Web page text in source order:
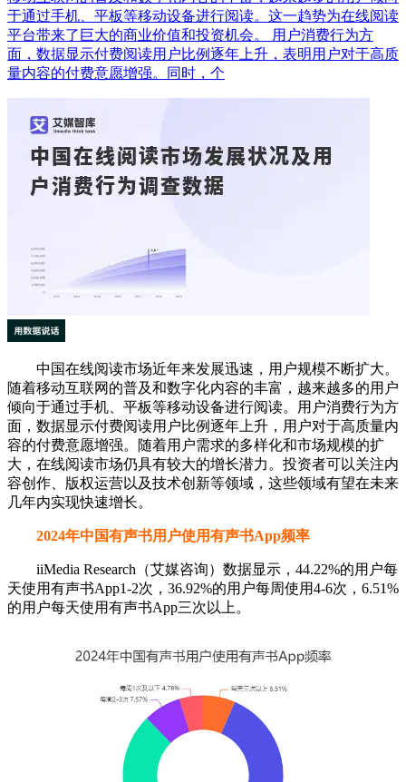
于通过手机、平板等移动设备进行阅读。这一趋势为在线阅读
平台带来了巨大的商业价值和投资机会。 用户消费行为方
面，数据显示付费阅读用户比例逐年上升，表明用户对于高质
量内容的付费意愿增强。同时，个
中国在线阅读市场近年来发展迅速，用户规模不断扩大。
随着移动互联网的普及和数字化内容的丰富，越来越多的用户
倾向于通过手机、平板等移动设备进行阅读。用户消费行为方
面，数据显示付费阅读用户比例逐年上升，用户对于高质量内
容的付费意愿增强。随着用户需求的多样化和市场规模的扩
大，在线阅读市场仍具有较大的增长潜力。投资者可以关注内
容创作、版权运营以及技术创新等领域，这些领域有望在未来
几年内实现快速增长。
2024年中国有声书用户使用有声书App频率
iiMedia Research（艾媒咨询）数据显示，44.22%的用户每
天使用有声书App1-2次，36.92%的用户每周使用4-6次，6.51%
的用户每天使用有声书App三次以上。